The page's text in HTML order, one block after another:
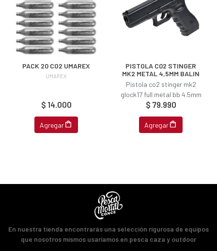
PACK 20 CO2 UMAREX
UMAREX
$ 14.000
Agregar
PISTOLA C02 STINGER
MK2 METAL 4,5MM BALIN
Pistola co2 stinger mk2
glock17 full metal bb 4.5mm
$ 79.990
Agregar
En nuestra tienda encontrarás una selección rigurosa de equipos
que nosotros mismos usaríamos en pesca caza y outdoor